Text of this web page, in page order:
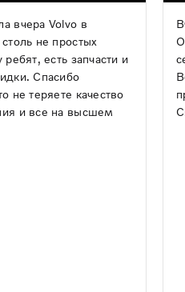
вчера Volvo в
не простых
есть запчасти и
Спасибо
не теряете качество
и все на высшем